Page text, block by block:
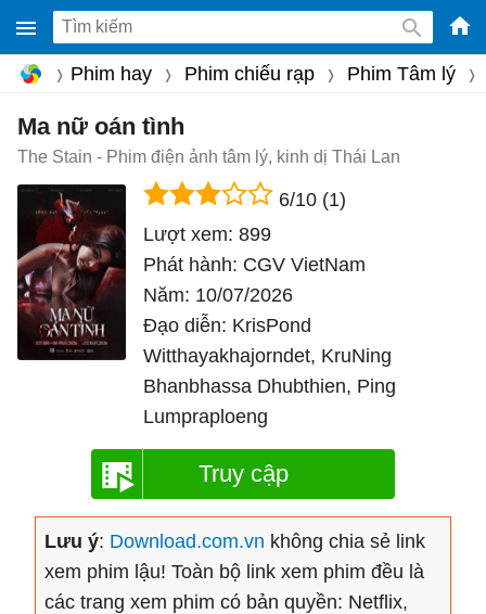
-
Phim hay Phim chiếu rạp Phim Tâm lý
Ma nữ oán tình
The Stain - Phim điện ảnh tâm lý, kinh dị Thái Lan
6/10 (1)
Lượt xem: 899
Phát hành: CGV VietNam
Năm: 10/07/2026
Đạo diễn: KrisPond
Witthayakhajorndet, KruNing
Bhanbhassa Dhubthien, Ping
Lumpraploeng
Truy cập
Lưu ý: Download.com.vn không chia sẻ link
xem phim lậu! Toàn bộ link xem phim đều là
các trang xem phim có bản quyền: Netflix,